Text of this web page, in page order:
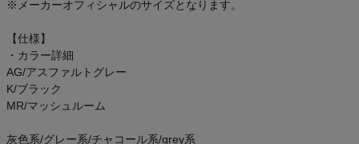
スタッフコーディネート
スタッフブログ
※メーカーオフィシャルのサイズとなります。
【仕様】
・カラー詳細
AG/アスファルトグレー
K/ブラック
MR/マッシュルーム
灰色系/グレー系/チャコール系/grey系